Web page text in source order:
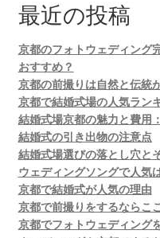
最近の投稿
京都のフォトウェディング
おすすめ？
京都の前撮りは自然と伝統
京都で結婚式場の人気ラン
結婚式場京都の魅力と費用
結婚式の引き出物の注意点
結婚式場選びの落とし穴と
ウェディングソングで人気
京都で結婚式が人気の理由
京都で前撮りをするならこ
京都でフォトウェディング